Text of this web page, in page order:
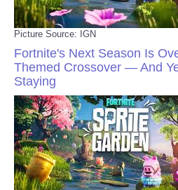
Picture Source: IGN
Fortnite's Next Season Is
Themed Crossover — And
Staying